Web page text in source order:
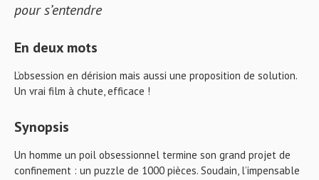
pour s’entendre
En deux mots
L’obsession en dérision mais aussi une proposition de solution.
Un vrai film à chute, efficace !
Synopsis
Un homme un poil obsessionnel termine son grand projet de
confinement : un puzzle de 1000 pièces. Soudain, l’impensable